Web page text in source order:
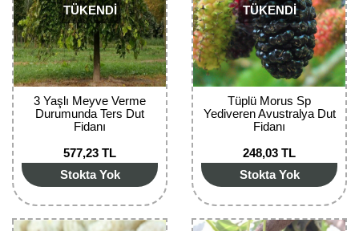
TÜKENDİ
3 Yaşlı Meyve Verme
Durumunda Ters Dut
Fidanı
577,23 TL
Stokta Yok
TÜKENDİ
Tüplü Morus Sp
Yediveren Avustralya Dut
Fidanı
248,03 TL
Stokta Yok
Trabzon Hurması Fidanı
Üzüm Fidanı
Vişne Fidanı
Yaban Mersini Fidanı
Zeytin Fidanı